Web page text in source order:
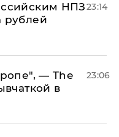
НПЗ
рублей
23:14
— The
в
23:06